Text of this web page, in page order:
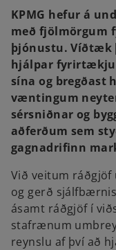
KPMG hefur á
með fjölmörgum
þjónustu. Víðtæk
hjálpar
sína og bregðast
væntingum
sérsniðnar og
aðferðum sem
gagnadrifinn
Við veitum
og gerð
ásamt ráðgjöf í
stafrænum
reynslu af því að